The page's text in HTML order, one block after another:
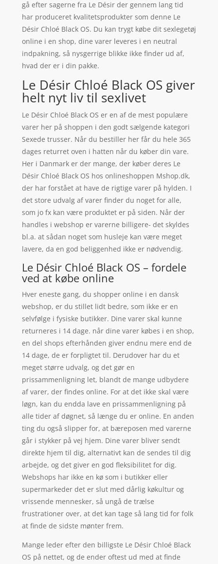
gå efter sagerne fra Le Désir der gennem lang tid
har produceret kvalitetsprodukter som denne Le
Désir Chloé Black OS. Du kan trygt købe dit sexlegetøj
online i en shop, dine varer leveres i en neutral
indpakning, så nysgerrige blikke ikke finder ud af,
hvad der er i din pakke.
Le Désir Chloé Black OS giver
helt nyt liv til sexlivet
Le Désir Chloé Black OS er en af de mest populære
varer her på shoppen i den godt sælgende kategori
Sexede trusser. Når du bestiller her får du hele 365
dages returret oven i hatten når du køber din vare.
Her i Danmark er der mange, der køber deres Le
Désir Chloé Black OS hos onlineshoppen Mshop.dk,
der har forstået at have de rigtige varer på hylden. I
det store udvalg af varer finder du noget for alle,
som jo fx kan være produktet er på siden. Når der
handles i webshop er varerne billigere- det skyldes
bl.a. at sådan noget som husleje kan være meget
lavere, da en god beliggenhed ikke er nødvendig.
Le Désir Chloé Black OS – fordele
ved at købe online
Hver eneste gang, du shopper online i en dansk
webshop, er du stillet lidt bedre, som ikke er en
selvfølge i fysiske butikker. Dine varer skal kunne
returneres i 14 dage. når dine varer købes i en shop,
en del shops efterhånden giver endnu mere end de
14 dage, de er forpligtet til. Derudover har du et
meget større udvalg, og det gør en
prissammenligning let, blandt de mange udbydere
af varer, der findes online. For at det ikke skal være
løgn, kan du endda lave en prissammenligning på
alle tider af døgnet, så længe du er online. En anden
ting du også slipper for, at bæreposen med varerne
går i stykker på vej hjem. Dine varer bliver sendt
direkte hjem til dig, alternativt kan de sendes til dig
arbejde, og det giver en god fleksibilitet for dig.
Webshops har ikke en kø som i butikker eller
supermarkeder det er slut med dårlig køkultur og
vrissende mennesker, så ungå de trælse
frustrationer over, at det kan tage så lang tid for folk
at finde de sidste mønter frem.
Mange leder efter den billigste Le Désir Chloé Black
OS på nettet, og de ender oftest ud med at finde